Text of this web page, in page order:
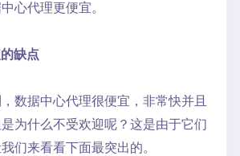
心代理更便宜。
缺点
数据中心代理很便宜，非常快并且
为什么不受欢迎呢？这是由于它们
们来看看下面最突出的。